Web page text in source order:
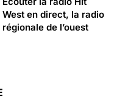
West en direct, la radio
régionale de l’ouest